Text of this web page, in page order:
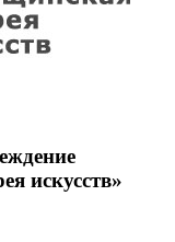
искусств»